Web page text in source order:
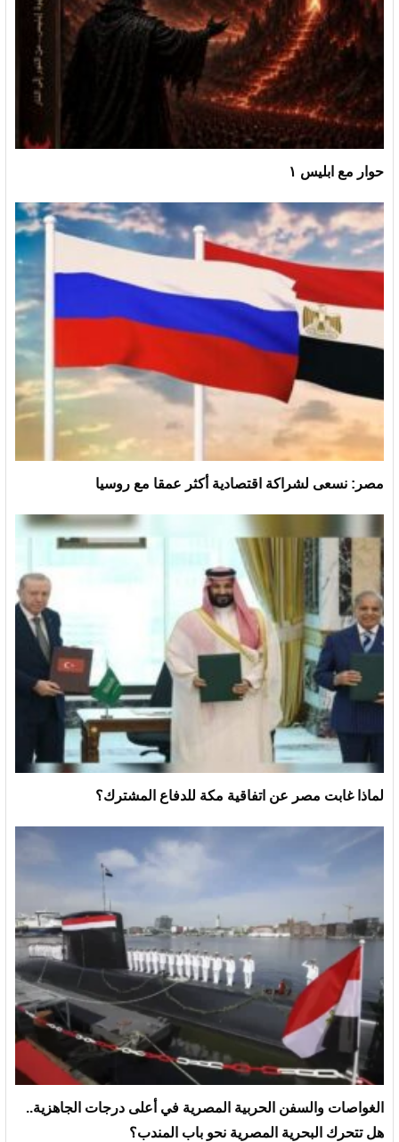
حوار مع ابليس ١
مصر: نسعى لشراكة اقتصادية أكثر عمقا مع روسيا
لماذا غابت مصر عن اتفاقية مكة للدفاع المشترك؟
الغواصات والسفن الحربية المصرية في أعلى درجات الجاهزية..
هل تتحرك البحرية المصرية نحو باب المندب؟